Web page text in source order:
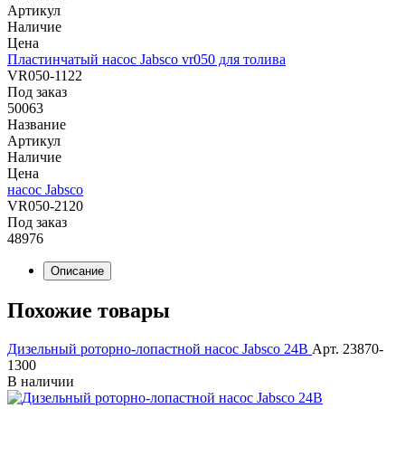
Артикул
Наличие
Цена
Пластинчатый насос Jabsco vr050 для толива
VR050-1122
Под заказ
50063
Название
Артикул
Наличие
Цена
насос Jabsco
VR050-2120
Под заказ
48976
Описание
Похожие товары
Дизельный роторно-лопастной насос Jabsco 24В Арт. 23870-
1300
В наличии